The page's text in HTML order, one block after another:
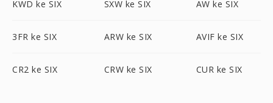
KWD ke SIX SXW ke SIX AW ke SIX
3FR ke SIX ARW ke SIX AVIF ke SIX
CR2 ke SIX CRW ke SIX CUR ke SIX